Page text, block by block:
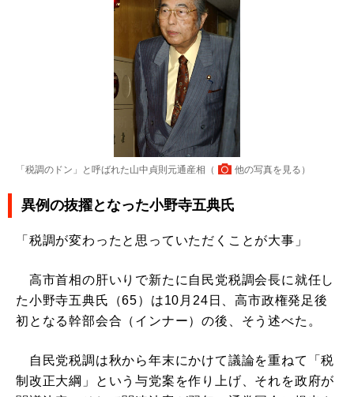
「税調のドン」と呼ばれた山中貞則元通産相（ 他の写真を見る ）
異例の抜擢となった小野寺五典氏
「税調が変わったと思っていただくことが大事」
高市首相の肝いりで新たに自民党税調会長に就任し
た小野寺五典氏（65）は10月24日、高市政権発足後
初となる幹部会合（インナー）の後、そう述べた。
自民党税調は秋から年末にかけて議論を重ねて「税
制改正大綱」という与党案を作り上げ、それを政府が